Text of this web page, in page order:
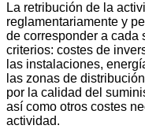
La retribución de la
reglamentariamente y
de corresponder a cada
criterios: costes de
las instalaciones,
las zonas de
por la calidad del
así como otros costes
actividad.